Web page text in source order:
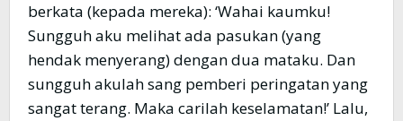
berkata (kepada mereka): ‘Wahai kaumku!
Sungguh aku melihat ada pasukan (yang
hendak menyerang) dengan dua mataku. Dan
sungguh akulah sang pemberi peringatan yang
sangat terang. Maka carilah keselamatan!’ Lalu,